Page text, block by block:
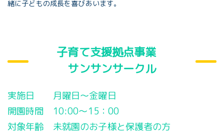
緒に子どもの成長を喜びあいます。
子育て支援拠点事業
サンサンサークル
実施日 月曜日～金曜日
開園時間 10:00～15：00
対象年齢 未就園のお子様と保護者の方